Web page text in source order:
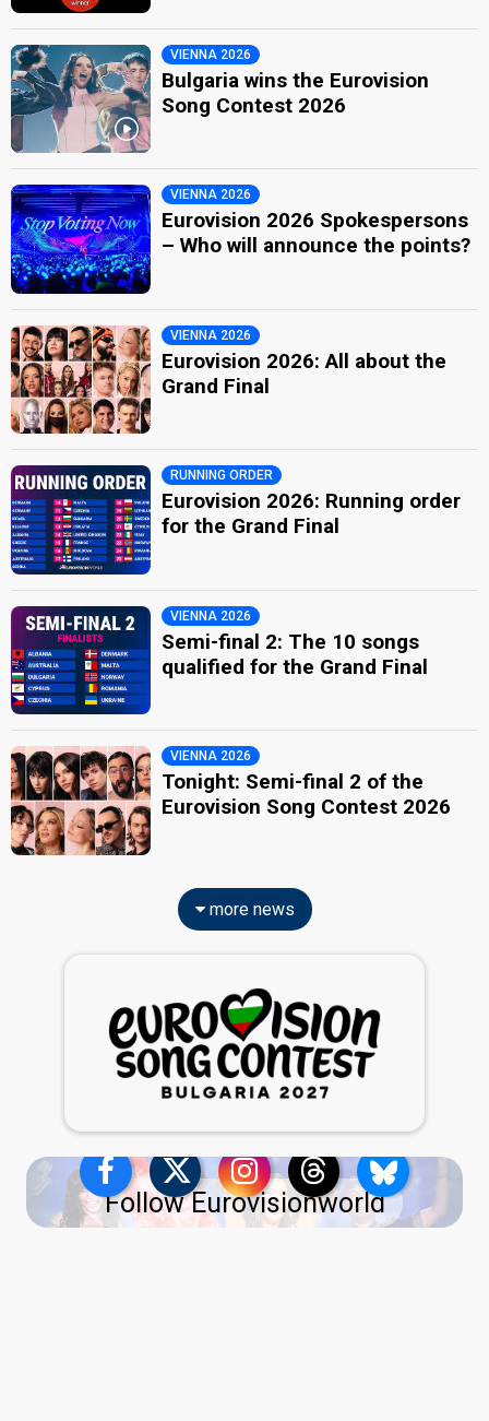
VIENNA 2026
Bulgaria wins the Eurovision
Song Contest 2026
VIENNA 2026
Eurovision 2026 Spokespersons
– Who will announce the points?
VIENNA 2026
Eurovision 2026: All about the
Grand Final
RUNNING ORDER
Eurovision 2026: Running order
for the Grand Final
VIENNA 2026
Semi-final 2: The 10 songs
qualified for the Grand Final
VIENNA 2026
Tonight: Semi-final 2 of the
Eurovision Song Contest 2026
more news
Follow Eurovisionworld